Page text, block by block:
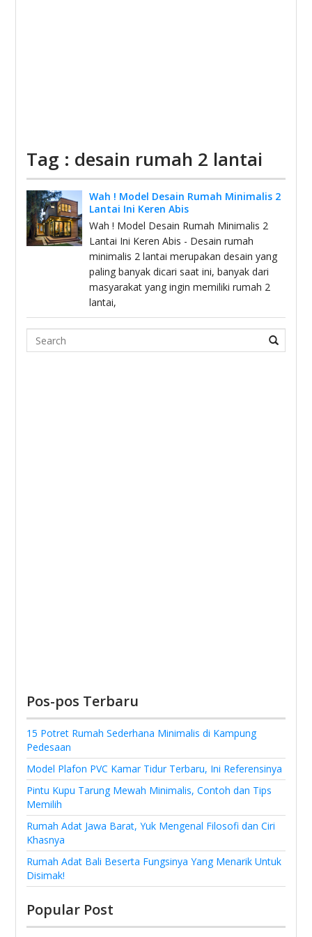
Tag : desain rumah 2 lantai
Wah ! Model Desain Rumah Minimalis 2
Lantai Ini Keren Abis
Wah ! Model Desain Rumah Minimalis 2
Lantai Ini Keren Abis - Desain rumah
minimalis 2 lantai merupakan desain yang
paling banyak dicari saat ini, banyak dari
masyarakat yang ingin memiliki rumah 2
lantai,
Search
Pos-pos Terbaru
15 Potret Rumah Sederhana Minimalis di Kampung
Pedesaan
Model Plafon PVC Kamar Tidur Terbaru, Ini Referensinya
Pintu Kupu Tarung Mewah Minimalis, Contoh dan Tips
Memilih
Rumah Adat Jawa Barat, Yuk Mengenal Filosofi dan Ciri
Khasnya
Rumah Adat Bali Beserta Fungsinya Yang Menarik Untuk
Disimak!
Popular Post